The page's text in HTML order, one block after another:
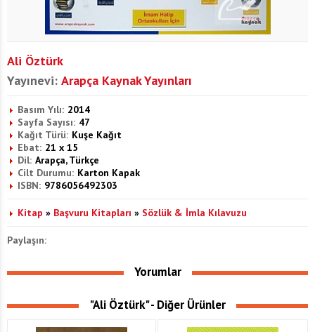
Ali Öztürk
Yayınevi: Arapça Kaynak Yayınları
Basım Yılı: 2014
Sayfa Sayısı: 47
Kağıt Türü: Kuşe Kağıt
Ebat: 21 x 15
Dil: Arapça, Türkçe
Cilt Durumu: Karton Kapak
ISBN: 9786056492303
Kitap » Başvuru Kitapları » Sözlük & İmla Kılavuzu
Paylaşın:
Yorumlar
"Ali Öztürk" - Diğer Ürünler